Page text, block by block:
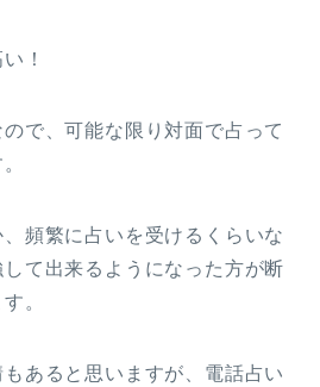
！
で、可能な限り対面で占って
頻繁に占いを受けるくらいな
て出来るようになった方が断
。
あると思いますが、電話占い